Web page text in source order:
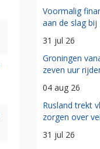
Voormalig
aan de slag bij
31 jul 26
Groningen
zeven uur
04 aug 26
Rusland trekt
zorgen over
31 jul 26